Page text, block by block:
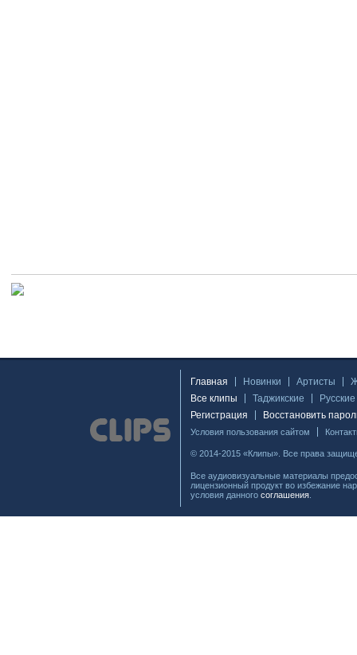
Главная Новинки Артисты
Все клипы
Таджикские
Русские
Регистрация
Восстановить
Условия пользования сайтом
© 2014-2015 «Клипы». Все права
Все аудиовизуальные материалы
лицензионный продукт во избежание
условия данного соглашения